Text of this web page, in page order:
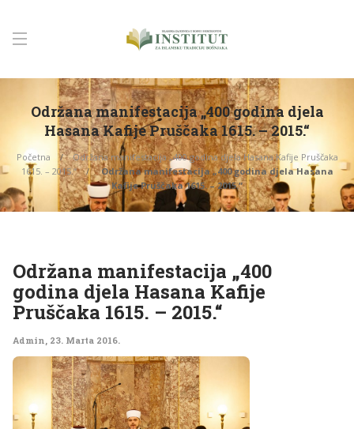
Održana manifestacija „400 godina djela
Hasana Kafije Pruščaka 1615. – 2015.“
Početna
Održana manifestacija „400 godina djela Hasana Kafije Pruščaka
1615. – 2015.“
Održana manifestacija „400 godina djela Hasana
Kafije Pruščaka 1615. – 2015.“
Održana manifestacija „400
godina djela Hasana Kafije
Pruščaka 1615. – 2015.“
Admin, 23. Marta 2016.